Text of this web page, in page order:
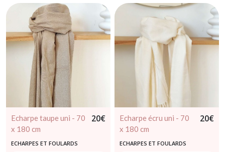
Echarpe taupe uni - 70
x 180 cm
20€
ECHARPES ET FOULARDS
Echarpe écru uni - 70
x 180 cm
20€
ECHARPES ET FOULARDS